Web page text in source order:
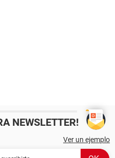
NEWSLETTER!
Ver un ejemplo